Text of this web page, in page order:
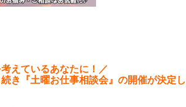
えているあなたに！／
き『土曜お仕事相談会』の開催が決定し